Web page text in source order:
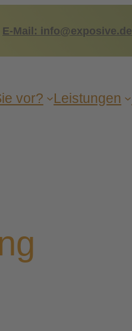
E-Mail: info@exposive.de
vor? Leis­tun­gen